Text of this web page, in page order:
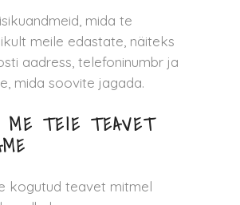
mida te
meile edastate, näiteks
aadress, telefoninumbr ja
mida soovite jagada.
ME TEIE TEAVET
kogutud teavet mitmel